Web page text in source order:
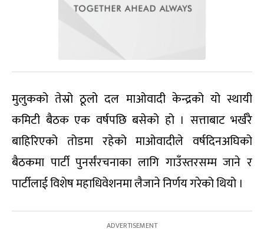
मुलुकको तेस्रो ठूलो दल माओवादी केन्द्रको यो स्थायी
कमिटी बैठक एक वर्षपछि बसेको हो । सत्ताबाट भर्खरै
बाहिरिएको तोडमा रहेको माओवादीले वर्षदिनअघिको
बैठकमा पार्टी पुनर्संरचनाका लागि गाउँस्तरसम्म जाने र
पार्टीलाई विशेष महाधिवेशनमा लैजाने निर्णय गरेको थियो ।